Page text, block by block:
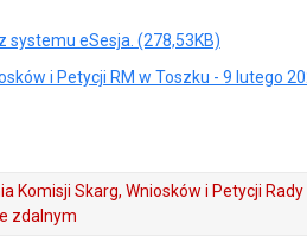
systemu eSesja. (278,53KB)
i Petycji RM w Toszku - 9 lutego
Komisji Skarg, Wniosków i Petycji
zdalnym